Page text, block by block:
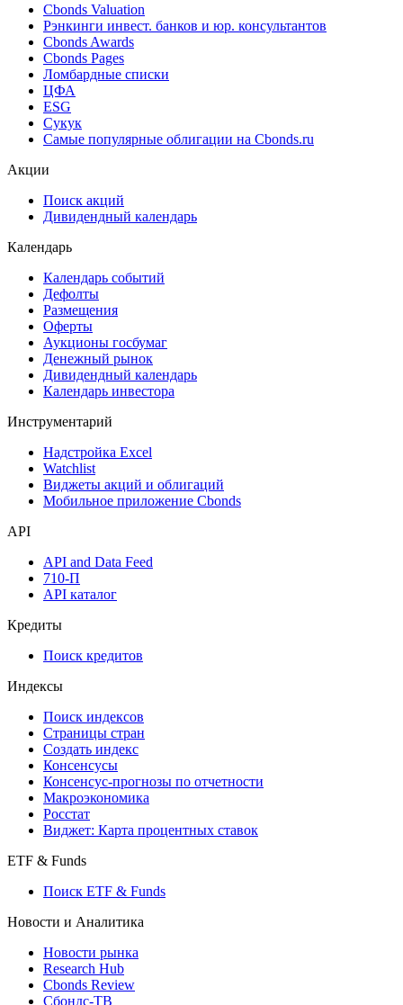
Поиск котировок облигаций
Best bid/ask
Cbonds Estimation
Cbonds Estimation Onshore
Cbonds Valuation
Рэнкинги инвест. банков и юр. консультантов
Cbonds Awards
Cbonds Pages
Ломбардные списки
ESG
Самые популярные облигации на Cbonds.ru
Дивидендный календарь
Календарь
Календарь событий
Дефолты
Размещения
Оферты
Аукционы госбумаг
Денежный рынок
Календарь инвестора
Инструментарий
Надстройка Excel
Мобильное приложение Cbonds
API
API and Data Feed
API каталог
Кредиты
Поиск кредитов
Индексы
Поиск индексов
Страницы стран
Создать индекс
Консенсусы
Консенсус-прогнозы по отчетности
Макроэкономика
Виджет: Карта процентных ставок
ETF & Funds
Поиск ETF & Funds
Новости и Аналитика